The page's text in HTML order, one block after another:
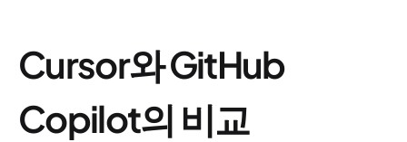
Cursor와 GitHub
Copilot의 비교